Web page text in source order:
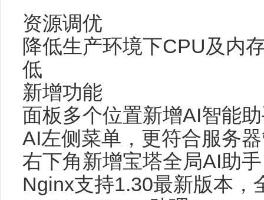
资源调优
降低生产环境下CPU及内
低
新增功能
面板多个位置新增AI智能
AI左侧菜单，更符合服务
右下角新增宝塔全局AI助
Nginx支持1.30最新版本，